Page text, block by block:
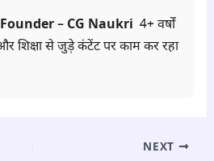
– CG Naukri4+ वर्षों
शिक्षा से जुड़े कंटेंट पर काम कर रहा
NEXT